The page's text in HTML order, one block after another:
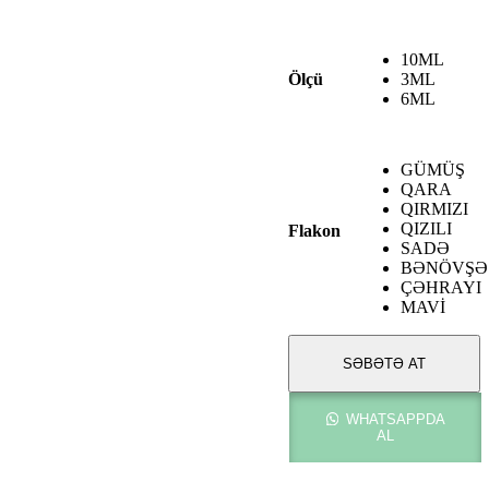
Ölçü
10ML
3ML
6ML
Flakon
GÜMÜŞ
QARA
QIRMIZI
QIZILI
SADƏ
BƏNÖVŞƏ
ÇƏHRAYI
MAVİ
SƏBƏTƏ AT
WHATSAPPDA
AL